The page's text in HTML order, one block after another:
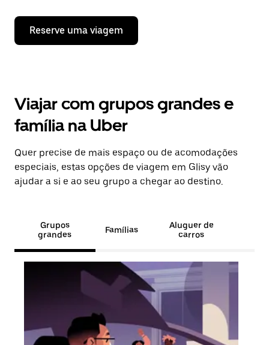
Reserve uma viagem
Viajar com grupos grandes e
família na Uber
Quer precise de mais espaço ou de acomodações
especiais, estas opções de viagem em Glisy vão
ajudar a si e ao seu grupo a chegar ao destino.
Grupos
grandes
Famílias
Aluguer de
carros